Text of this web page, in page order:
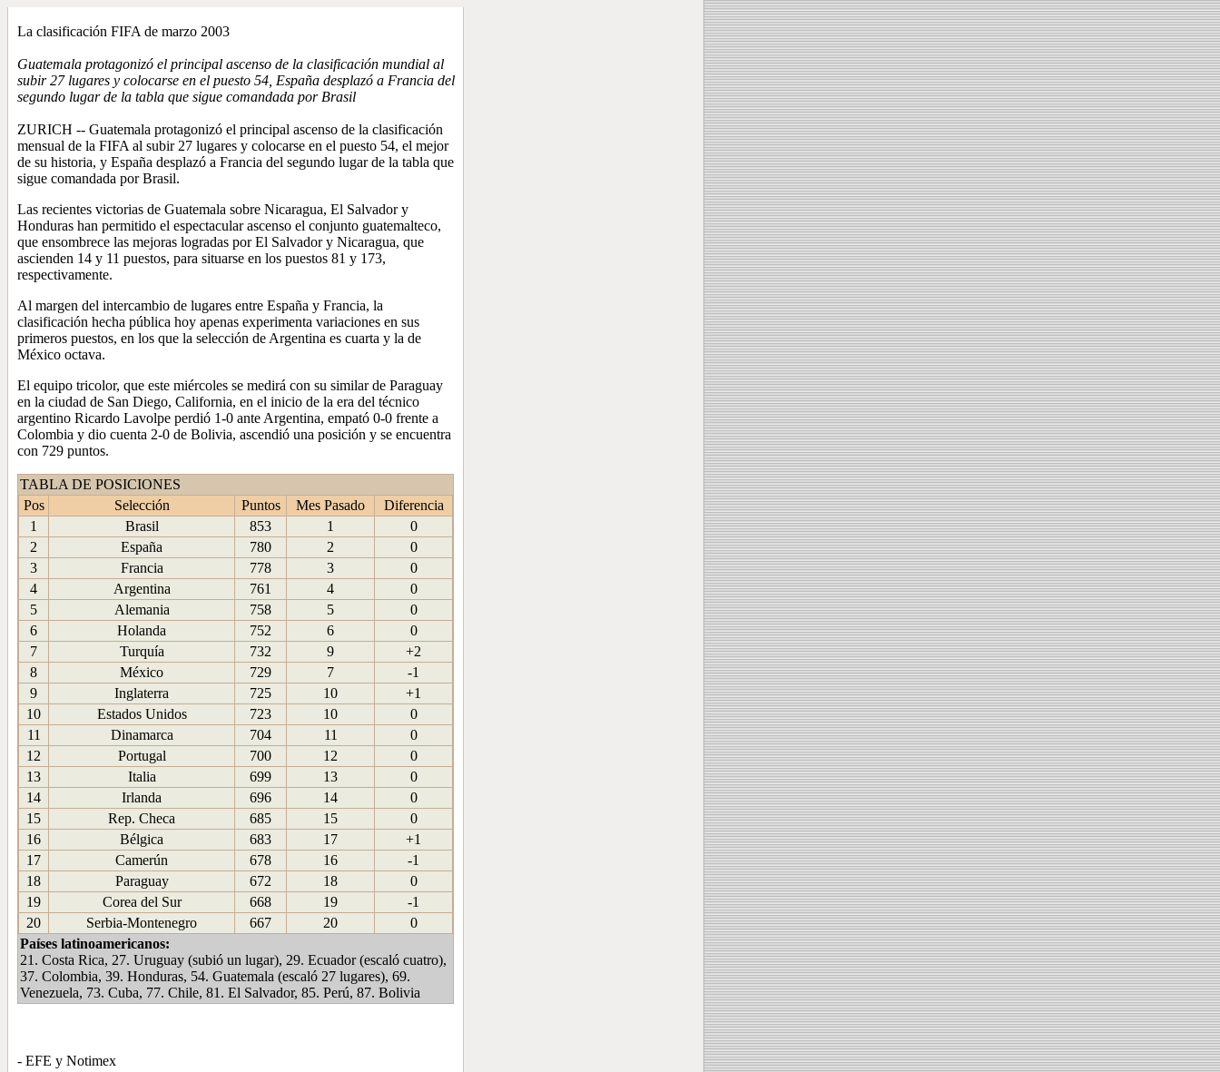
La clasificación FIFA de marzo 2003
Guatemala protagonizó el principal ascenso de la clasificación mundial al
subir 27 lugares y colocarse en el puesto 54, España desplazó a Francia del
segundo lugar de la tabla que sigue comandada por Brasil
ZURICH -- Guatemala protagonizó el principal ascenso de la clasificación
mensual de la FIFA al subir 27 lugares y colocarse en el puesto 54, el mejor
de su historia, y España desplazó a Francia del segundo lugar de la tabla que
sigue comandada por Brasil.
Las recientes victorias de Guatemala sobre Nicaragua, El Salvador y
Honduras han permitido el espectacular ascenso el conjunto guatemalteco,
que ensombrece las mejoras logradas por El Salvador y Nicaragua, que
ascienden 14 y 11 puestos, para situarse en los puestos 81 y 173,
respectivamente.
Al margen del intercambio de lugares entre España y Francia, la
clasificación hecha pública hoy apenas experimenta variaciones en sus
primeros puestos, en los que la selección de Argentina es cuarta y la de
México octava.
El equipo tricolor, que este miércoles se medirá con su similar de Paraguay
en la ciudad de San Diego, California, en el inicio de la era del técnico
argentino Ricardo Lavolpe perdió 1-0 ante Argentina, empató 0-0 frente a
Colombia y dio cuenta 2-0 de Bolivia, ascendió una posición y se encuentra
con 729 puntos.
TABLA DE POSICIONES
Pos
Selección Puntos Mes Pasado
Diferencia
1
Brasil 853 1
0
2
España 780 2
0
3
Francia 778 3
0
4
Argentina 761 4
0
5
Alemania 758 5
0
6
Holanda 752 6
0
7
Turquía 732 9
+2
8
México 729 7
-1
9
Inglaterra 725 10
+1
10
Estados Unidos 723 10
0
11
Dinamarca 704 11
0
12
Portugal 700 12
0
13
Italia 699 13
0
14
Irlanda 696 14
0
15
Rep. Checa 685 15
0
16
Bélgica 683 17
+1
17
Camerún 678 16
-1
18
Paraguay 672 18
0
19
Corea del Sur 668 19
-1
20
Serbia-Montenegro 667 20
0
Países latinoamericanos:
21. Costa Rica, 27. Uruguay (subió un lugar), 29. Ecuador (escaló cuatro),
37. Colombia, 39. Honduras, 54. Guatemala (escaló 27 lugares), 69.
Venezuela, 73. Cuba, 77. Chile, 81. El Salvador, 85. Perú, 87. Bolivia
- EFE y Notimex